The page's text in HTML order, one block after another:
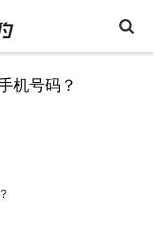
机号码？